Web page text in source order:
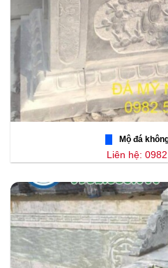
Mộ đá
Liên hệ: